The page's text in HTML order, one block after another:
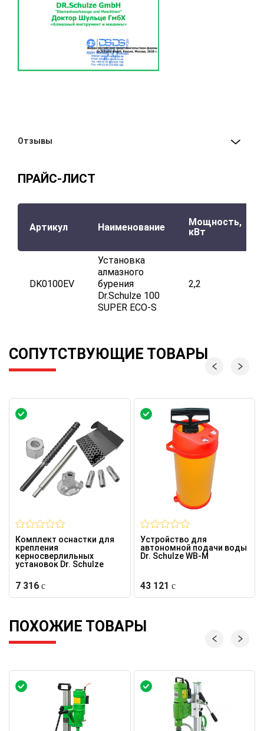
Отзывы
ПРАЙС-ЛИСТ
Артикул Наименование
Мощность,
кВт
DK0100EV
Установка
алмазного
бурения
Dr.Schulze 100
SUPER ECO-S
2,2
СОПУТСТВУЮЩИЕ ТОВАРЫ
Комплект оснастки для
крепления
керносверлильных
установок Dr. Schulze
7 316
Устройство для
автономной подачи воды
Dr. Schulze WB-M
43 121
ПОХОЖИЕ ТОВАРЫ